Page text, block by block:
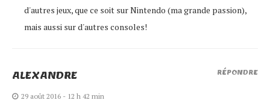
d'autres jeux, que ce soit sur Nintendo (ma grande passion),
mais aussi sur d'autres consoles!
ALEXANDRE
29 août 2016 - 12 h 42 min
RÉPONDRE